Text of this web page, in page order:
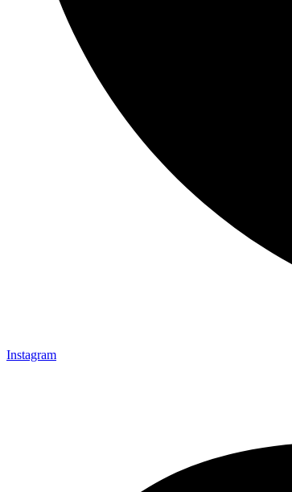
Instagram